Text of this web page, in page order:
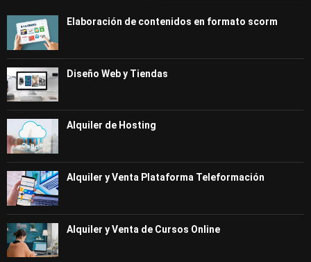
Elaboración de contenidos en formato scorm
Diseño Web y Tiendas
Alquiler de Hosting
Alquiler y Venta Plataforma Teleformación
Alquiler y Venta de Cursos Online